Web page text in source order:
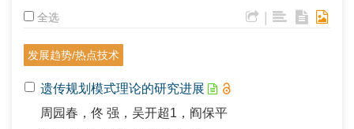
全选
发展趋势/热点技术
遗传规划模式理论的研究进展
周园春，佟 强，吴开超1，阎保平